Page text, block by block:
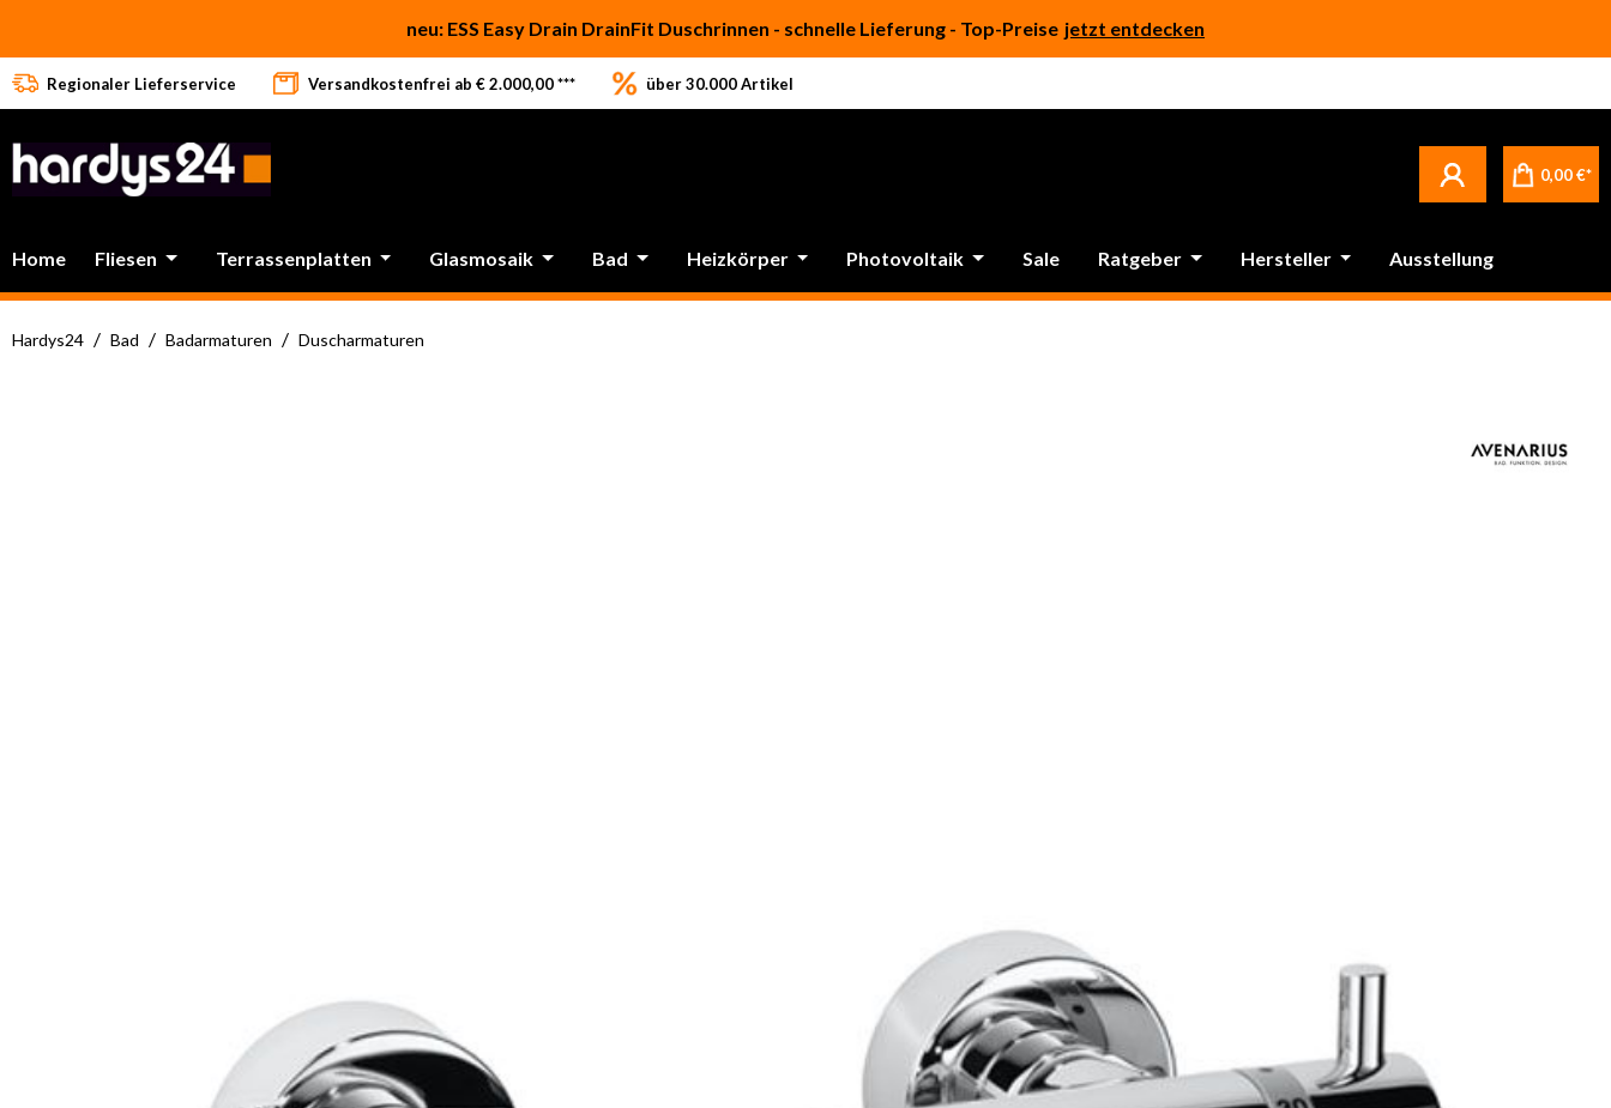
neu: ESS Easy Drain DrainFit Duschrinnen - schnelle Lieferung - Top-Preise jetzt entdecken
Regionaler Lieferservice Versandkostenfrei ab € 2.000,00 *** über 30.000 Artikel
0,00 €*
Home Fliesen Terrassenplatten Glasmosaik Bad Heizkörper Photovoltaik Sale Ratgeber Hersteller Ausstellung
Hardys24 / Bad / Badarmaturen / Duscharmaturen